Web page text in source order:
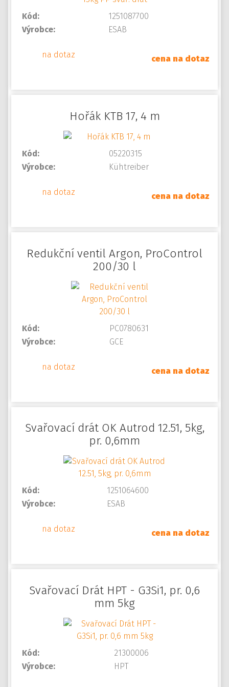
Kód:
1251087700
Výrobce:
ESAB
na dotaz cena na dotaz
Hořák KTB 17, 4 m
Kód:
05220315
Výrobce:
Kühtreiber
na dotaz cena na dotaz
Redukční ventil Argon, ProControl
200/30 l
Kód:
PC0780631
Výrobce:
GCE
na dotaz cena na dotaz
Svařovací drát OK Autrod 12.51, 5kg,
pr. 0,6mm
Kód:
1251064600
Výrobce:
ESAB
na dotaz cena na dotaz
Svařovací Drát HPT - G3Si1, pr. 0,6
mm 5kg
Kód:
21300006
Výrobce:
HPT